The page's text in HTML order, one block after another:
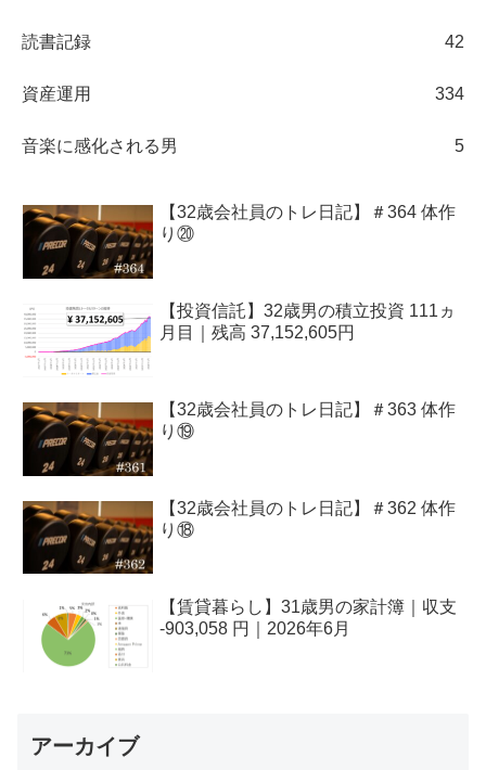
読書記録 42
資産運用 334
音楽に感化される男 5
【32歳会社員のトレ日記】＃364 体作
り⑳
【投資信託】32歳男の積立投資 111ヵ
月目｜残高 37,152,605円
【32歳会社員のトレ日記】＃363 体作
り⑲
【32歳会社員のトレ日記】＃362 体作
り⑱
【賃貸暮らし】31歳男の家計簿｜収支
-903,058 円｜2026年6月
アーカイブ